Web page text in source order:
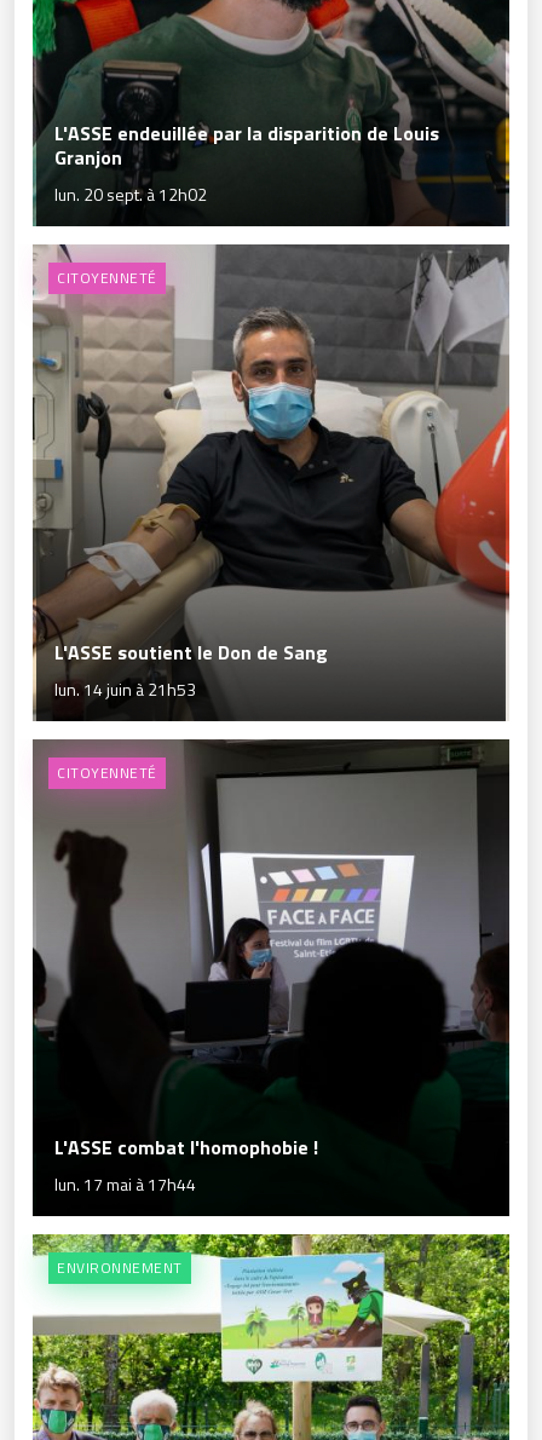
L'ASSE endeuillée par la disparition de Louis
Granjon
lun. 20 sept. à 12h02
CITOYENNETÉ
L'ASSE soutient le Don de Sang
lun. 14 juin à 21h53
CITOYENNETÉ
L'ASSE combat l'homophobie !
lun. 17 mai à 17h44
ENVIRONNEMENT